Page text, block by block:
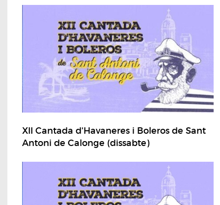
XII Cantada d'Havaneres i Boleros de Sant
Antoni de Calonge (dissabte)